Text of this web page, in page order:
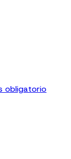
obligatorio